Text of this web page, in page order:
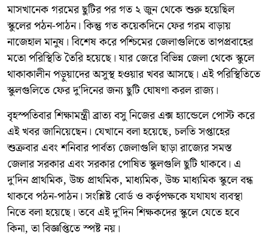
মাসখানেক গরমের ছুটির পর গত ২ জুন থেকে শুরু হয়েছিল
স্কুলের পঠন-পাঠন। কিন্তু গত কয়েকদিনে ফের গরম বাড়ায়
নাজেহাল মানুষ। বিশেষ করে পশ্চিমের জেলাগুলিতে তাপপ্রবাহের
মতো পরিস্থিতি তৈরি হয়েছে। যার জেরে বিভিন্ন জেলা থেকে স্কুলে
থাকাকালীন পড়ুয়াদের অসুস্থ হওয়ার খবর আসছে। এই পরিস্থিতিতে
স্কুলগুলিতে ফের দু'দিনের জন্য ছুটি ঘোষণা করল রাজ্য।
বৃহস্পতিবার শিক্ষামন্ত্রী ব্রাত্য বসু নিজের এক্স হ্যান্ডেলে পোস্ট করে
এই খবর জানিয়েছেন। যেখানে বলা হয়েছে, চলতি সপ্তাহের
শুক্রবার এবং শনিবার পার্বত্য জেলাগুলি ছাড়া রাজ্যের সমস্ত
জেলার সরকার এবং সরকার পোষিত স্কুলগুলি ছুটি থাকবে। এ
দু'দিন প্রাথমিক, উচ্চ প্রাথমিক, মাধ্যমিক, উচ্চ মাধ্যমিক স্কুলে বন্ধ
থাকবে পঠন-পাঠন। সংশ্লিষ্ট বোর্ড ও কর্তৃপক্ষকে যথাযথ ব্যবস্থা
নিতে বলা হয়েছে। তবে এই দু'দিন শিক্ষকদের স্কুলে যেতে হবে
কিনা, তা বিজ্ঞপ্তিতে স্পষ্ট নয়।